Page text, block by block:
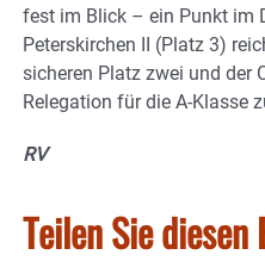
fest im Blick – ein Punkt im
Peterskirchen II (Platz 3)
sicheren Platz zwei und der
Relegation für die A-Klasse
RV
Teilen Sie